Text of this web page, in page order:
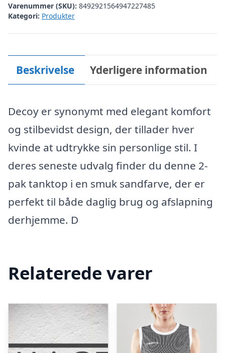
Varenummer (SKU): 8492921564947227485
Kategori: Produkter
Beskrivelse Yderligere information
Decoy er synonymt med elegant komfort
og stilbevidst design, der tillader hver
kvinde at udtrykke sin personlige stil. I
deres seneste udvalg finder du denne 2-
pak tanktop i en smuk sandfarve, der er
perfekt til både daglig brug og afslapning
derhjemme. D
Relaterede varer